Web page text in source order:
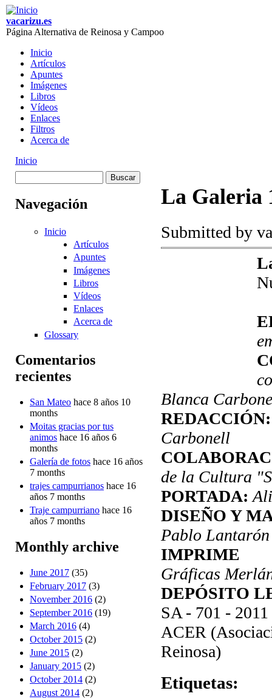
Skip to main content
vacarizu.es
Página Alternativa de Reinosa y Campoo
Main menu
Inicio
Artículos
Apuntes
Imágenes
Libros
Vídeos
Enlaces
Filtros
Acerca de
You are here
Inicio
búsqueda
Navegación
Inicio
Artículos
Apuntes
Imágenes
Libros
Vídeos
Enlaces
Acerca de
Glossary
Comentarios
recientes
San Mateo hace 8 años 10
months
Moitas gracias por tus
animos hace 16 años 6
months
Galería de fotos hace 16 años
7 months
trajes campurrianos hace 16
años 7 months
Traje campurriano hace 16
años 7 months
Monthly archive
June 2017 (35)
February 2017 (3)
November 2016 (2)
September 2016 (19)
March 2016 (4)
October 2015 (2)
June 2015 (2)
January 2015 (2)
October 2014 (2)
August 2014 (2)
La Galeria
Submitted by
Blanca
Carbonell
de la Cultura
PORTADA:
DISEÑO Y
Pablo Lantarón
IMPRIME
Gráficas
DEPÓSITO
SA - 701 - 2011
ACER
Reinosa)
Etiquetas: